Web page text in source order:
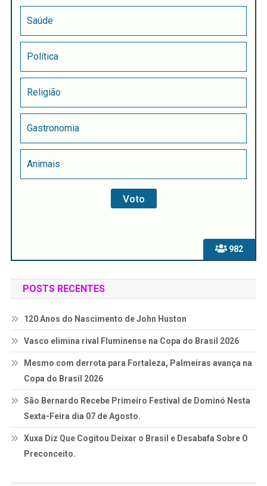
982
Saúde
Política
Religião
Gastronomia
Animais
POSTS RECENTES
120 Anos do Nascimento de John Huston
Vasco elimina rival Fluminense na Copa do Brasil 2026
Mesmo com derrota para Fortaleza, Palmeiras avança na
Copa do Brasil 2026
São Bernardo Recebe Primeiro Festival de Dominó Nesta
Sexta-Feira dia 07 de Agosto.
Xuxa Diz Que Cogitou Deixar o Brasil e Desabafa Sobre O
Preconceito.